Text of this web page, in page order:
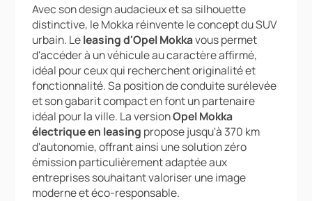
Avec son design audacieux et sa silhouette
distinctive, le Mokka réinvente le concept du SUV
urbain. Leleasing d'Opel Mokkavous permet
d'accéder à un véhicule au caractère affirmé,
idéal pour ceux qui recherchent originalité et
fonctionnalité. Sa position de conduite surélevée
et son gabarit compact en font un partenaire
idéal pour la ville. La versionOpel Mokka
électrique en leasing propose jusqu'à 370 km
d'autonomie, offrant ainsi une solution zéro
émission particulièrement adaptée aux
entreprises souhaitant valoriser une image
moderne et éco-responsable.